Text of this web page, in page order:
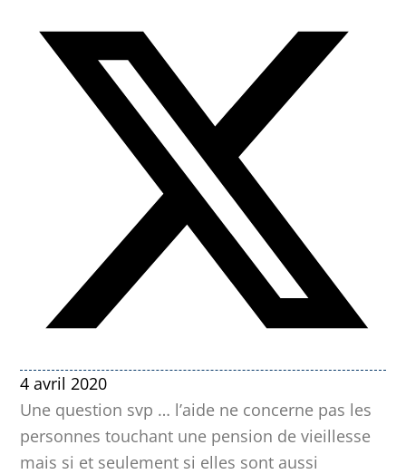
4 avril 2020
Une question svp … l’aide ne concerne pas les
personnes touchant une pension de vieillesse
mais si et seulement si elles sont aussi